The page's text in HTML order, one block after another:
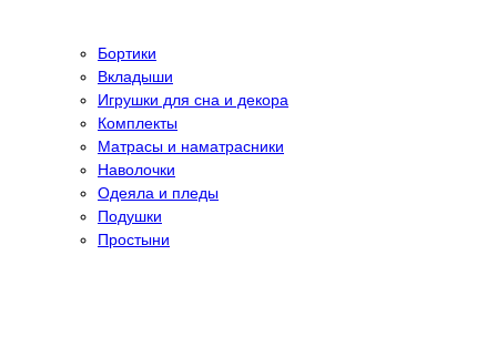
Бортики
Вкладыши
Игрушки для сна и декора
Комплекты
Матрасы и наматрасники
Наволочки
Одеяла и пледы
Подушки
Простыни